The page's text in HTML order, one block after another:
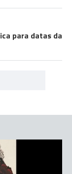
para datas da